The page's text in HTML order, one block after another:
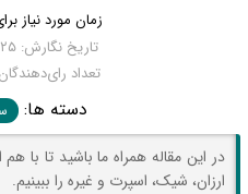
زمان مورد نیاز
تاریخ نگارش: ۲۵ آبان ۱۴۰۰ - ۱۱:۰۴
تعداد رای‌دهندگان:
دسته ها:
در این مقاله همراه ما باشید تا با
ارزان، شیک، اسپرت و غیره را ببینیم.